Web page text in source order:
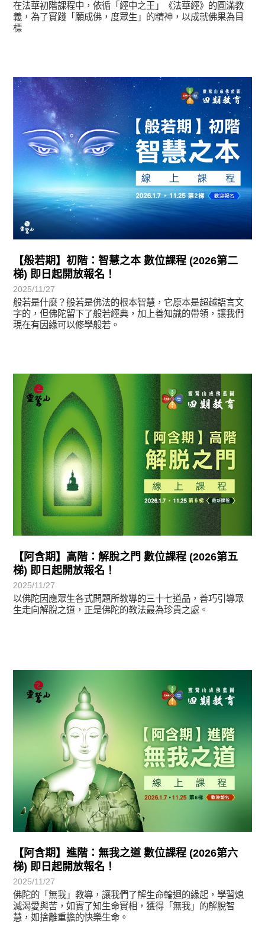
在法華初階課程中，依循「經中之王」《法華經》的圓滿教
義，為了實踐「願成佛，度眾生」的精神，以成就佛果為目
標
【般若期】初階：智慧之本 數位課程 (2026第二
梯) 即日起開放報名！
2025/11/27
般若是什麼？般若是佛法的根本智慧，它原本是超越語言文
字的，但佛陀留下了般若經典，加上善知識的帶領，讓我們
現在有因緣可以修學般若。
最新消息
【阿含期】高階：解脫之門 數位課程 (2026第五
梯) 即日起開放報名！
2025/11/27
以佛陀因應眾生各式問題所教導的三十七道品，善巧引導眾
生走向解脫之道，正是佛陀的教法最為珍貴之處。
最新消息
【阿含期】進階：無我之道 數位課程 (2026第六
梯) 即日起開放報名！
2025/11/27
佛陀的「無我」教導，讓我們了解生命輪迴的緣起，學習熄
滅渴愛與苦，如實了知生命實相，獲得「無我」的解脫智
慧，如捨離重擔的快樂生命。